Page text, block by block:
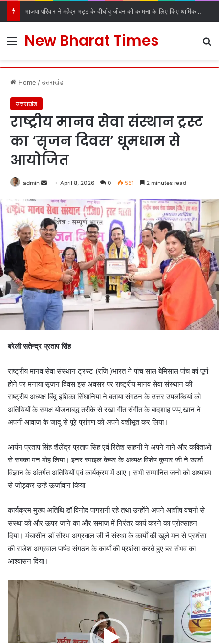
डीएल रोड रविदास मंदिर में स्थापित हुआ पावन कलश, देहरादून में श्रद्धा और उत्साह के साथ हुआ स्वागत
Menu
New Bharat Times
Home /उत्तराखंड
उत्तराखंड
राष्ट्रीय मानव सेवा संस्थान ट्रस्ट
का ‘सृजन दिवस’ धूमधाम से
आयोजित
admin
n
d
a
n
e
m
a
i
l
April 8, 2026 0 551 2 minutes read
बरेली सतेन्द्र प्रताप सिंह
राष्ट्रीय मानव सेवा संस्थान ट्रस्ट (रजि.)भारत नें पांच साल बेमिसाल पांच वर्ष पूर्ण
होने पर मनाया सृजन दिवस इस अवसर पर राष्ट्रीय मानव सेवा संस्थान की
राष्ट्रीय अध्यक्ष बिंदु इशिका सिंघानिया ने बताया संगठन के उत्तर उपलब्धियां को
अतिथियों के समक्ष योजनाबद्ध तरीके से रखा गीत संगीत के बादशाह पप्पू खान ने
अपनी आवाज के जादू से पूरे प्रांगण को अपने वशीभूत कर लिया।
आर्यन प्रताप सिंह शैलेंद्र प्रताप सिंह एवं रितेश साहनी ने अपने गाने और कविताओं
से सबका मन मोह लिया। इनर स्माइल केयर के अध्यक्ष विशेष कुमार जी ने ऊर्जा
विज्ञान के अंतर्गत अतिथियों एवं कार्यक्रम में आए। सभी सम्मानित जनो को अध्यात्म
से जोड़कर उन्हें ऊर्जावान किया।
कार्यक्रम मुख्य अतिथि डॉ विनोद पागरानी रहे तथा उन्होंने अपने आशीष वचनो से
संस्था को और ऊपर जाने का और समाज में निरंतर कार्य करने का प्रोत्साहन
दिया। मंचासीन डॉ सौरभ अग्रवाल जी नें संस्था के कार्यों की खुले मन से प्रशंसा
की राजेश अग्रवाल पार्षद संगठन के कार्यों की प्रशंसा करते हुए हर संभव का
आश्वासन दिया।
Video
Player